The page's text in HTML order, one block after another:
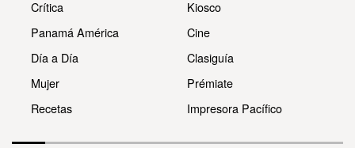
Crítica
Panamá América
Día a Día
Mujer
Recetas
Kiosco
Cine
Clasiguía
Prémiate
Impresora Pacífico